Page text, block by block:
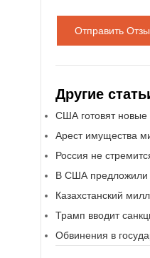
Отправить
Другие
США готовят новые
Арест имущества
Россия не
В США предложили
Казахстанский
Трамп вводит
Обвинения в